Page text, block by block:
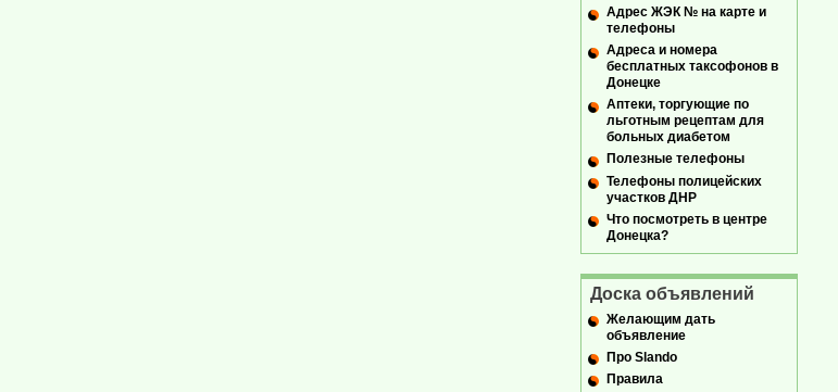
Адрес ЖЭК № на карте и
телефоны
Адреса и номера
бесплатных таксофонов в
Донецке
Аптеки, торгующие по
льготным рецептам для
больных диабетом
Полезные телефоны
Телефоны полицейских
участков ДНР
Что посмотреть в центре
Донецка?
Доска объявлений
Желающим дать
объявление
Про Slando
Правила